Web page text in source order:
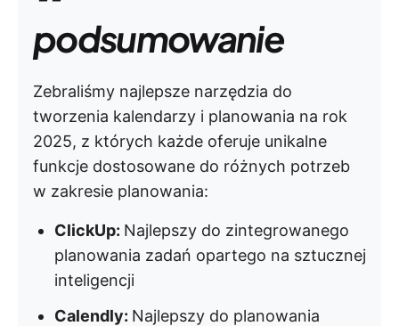
podsumowanie
Zebraliśmy najlepsze narzędzia do
tworzenia kalendarzy i planowania na rok
2025, z których każde oferuje unikalne
funkcje dostosowane do różnych potrzeb
w zakresie planowania:
ClickUp: Najlepszy do zintegrowanego
planowania zadań opartego na sztucznej
inteligencji
Calendly: Najlepszy do planowania